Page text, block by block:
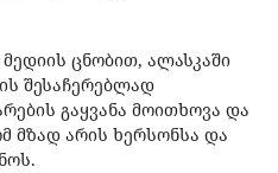
ცნობით, ალასკაში
შესაჩერებლად
გაყვანა მოითხოვა და
მზად არის ხერსონსა და